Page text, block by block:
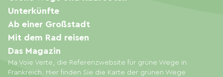
Ma Voie Verte, die Referenzwebsite für grüne Wege in
Frankreich. Hier finden Sie die Karte der grünen Wege
Unterkünfte
Ab einer Großstadt
Mit dem Rad reisen
Das Magazin